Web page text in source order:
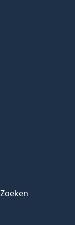
Zoeken